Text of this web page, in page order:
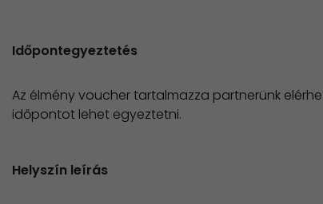
Időpontegyeztetés
Az élmény voucher tartalmazza partnerünk
időpontot lehet egyeztetni.
Helyszín leírás